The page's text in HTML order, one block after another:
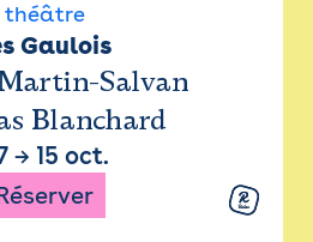
théâtre
Gaulois
Salvan
Blanchard
→ 15 oct.